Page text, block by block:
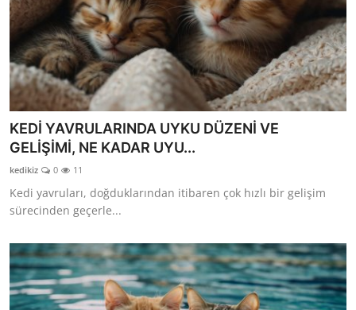
KEDİ YAVRULARINDA UYKU DÜZENİ VE
GELİŞİMİ, NE KADAR UYU...
kedikiz 0 11
Kedi yavruları, doğduklarından itibaren çok hızlı bir gelişim
sürecinden geçerle...